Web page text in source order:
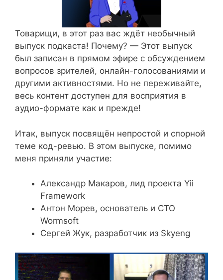
Товарищи, в этот раз вас ждёт необычный
выпуск подкаста! Почему? — Этот выпуск
был записан в прямом эфире с обсуждением
вопросов зрителей, онлайн-голосованиями и
другими активностями. Но не переживайте,
весь контент доступен для восприятия в
аудио-формате как и прежде!
Итак, выпуск посвящён непростой и спорной
теме код-ревью. В этом выпуске, помимо
меня приняли участие:
Александр Макаров, лид проекта Yii
Framework
Антон Морев, основатель и СТО
Wormsoft
Сергей Жук, разработчик из Skyeng